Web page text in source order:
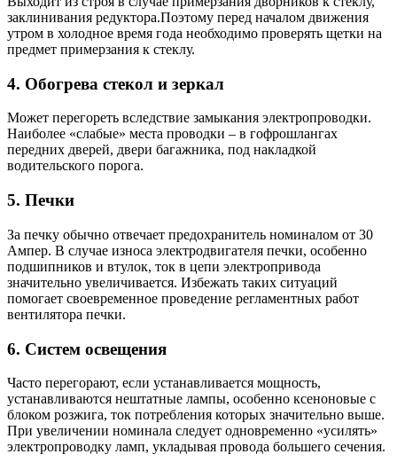
заклинивания редуктора.Поэтому перед началом движения
утром в холодное время года необходимо проверять щетки на
предмет примерзания к стеклу.
4. Обогрева стекол и зеркал
Может перегореть вследствие замыкания электропроводки.
Наиболее «слабые» места проводки – в гофрошлангах
передних дверей, двери багажника, под накладкой
водительского порога.
5. Печки
За печку обычно отвечает предохранитель номиналом от 30
Ампер. В случае износа электродвигателя печки, особенно
подшипников и втулок, ток в цепи электропривода
значительно увеличивается. Избежать таких ситуаций
помогает своевременное проведение регламентных работ
вентилятора печки.
6. Систем освещения
Часто перегорают, если устанавливается мощность,
устанавливаются нештатные лампы, особенно ксеноновые с
блоком розжига, ток потребления которых значительно выше.
При увеличении номинала следует одновременно «усилять»
электропроводку ламп, укладывая провода большего сечения.